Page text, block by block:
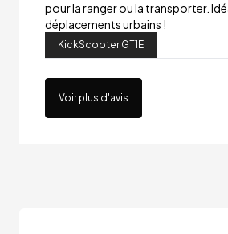
pour la ranger ou la transporter.
déplacements urbains !
KickScooter GT1E
Voir plus d'avis